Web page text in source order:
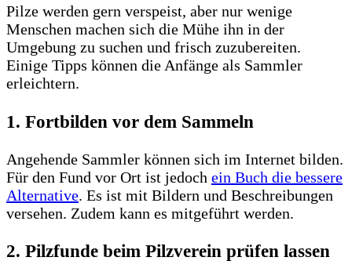
Pilze werden gern verspeist, aber nur wenige
Menschen machen sich die Mühe ihn in der
Umgebung zu suchen und frisch zuzubereiten.
Einige Tipps können die Anfänge als Sammler
erleichtern.
1. Fortbilden vor dem Sammeln
Angehende Sammler können sich im Internet bilden.
Für den Fund vor Ort ist jedoch ein Buch die bessere
Alternative. Es ist mit Bildern und Beschreibungen
versehen. Zudem kann es mitgeführt werden.
2. Pilzfunde beim Pilzverein prüfen lassen